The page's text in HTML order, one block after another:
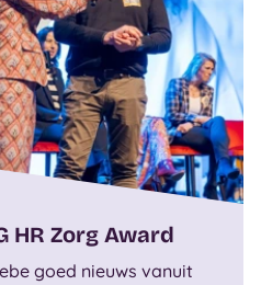
HR Zorg Award
goed nieuws vanuit